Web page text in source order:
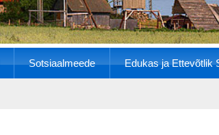
Sotsiaalmeede Edukas ja Ettevõtlik